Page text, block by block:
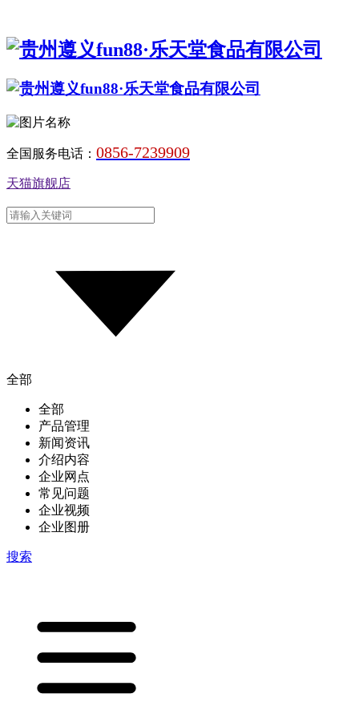
全国服务电话： 0856-7239909
天猫旗舰店
全部
全部
产品管理
新闻资讯
介绍内容
企业网点
常见问题
企业视频
企业图册
搜索